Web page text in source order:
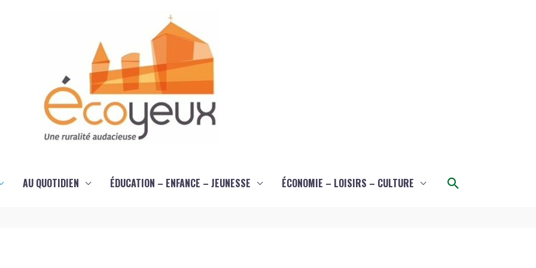
AU QUOTIDIEN ÉDUCATION – ENFANCE – JEUNESSE ÉCONOMIE – LOISIRS – CULTURE Rechercher